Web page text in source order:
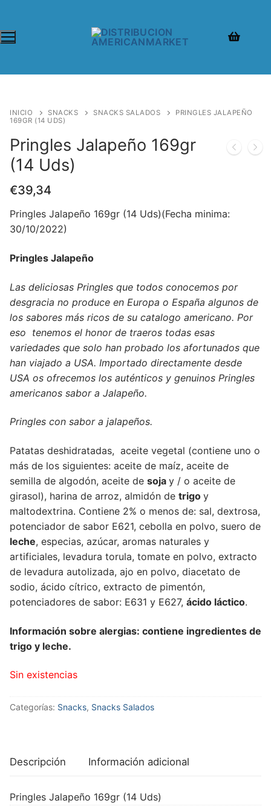
INICIO SNACKS SNACKS SALADOS
PRINGLES JALAPEÑO
169GR (14 UDS)
Pringles Jalapeño 169gr
(14 Uds)
€39,34
Pringles Jalapeño 169gr (14 Uds)(Fecha minima:
30/10/2022)
Pringles Jalapeño
Las deliciosas Pringles que todos conocemos por
desgracia no produce en Europa o España algunos de
los sabores más ricos de su catalogo americano. Por
eso tenemos el honor de traeros todas esas
variedades que solo han probado los afortunados que
han viajado a USA. Importado directamente desde
USA os ofrecemos los auténticos y genuinos Pringles
americanos sabor a Jalapeño.
Pringles con sabor a jalapeños.
Patatas deshidratadas, aceite vegetal (contiene uno o
más de los siguientes: aceite de maíz, aceite de
semilla de algodón, aceite de soja y / o aceite de
girasol), harina de arroz, almidón de trigo y
maltodextrina. Contiene 2% o menos de: sal, dextrosa,
potenciador de sabor E621, cebolla en polvo, suero de
leche, especias, azúcar, aromas naturales y
artificiales, levadura torula, tomate en polvo, extracto
de levadura autolizada, ajo en polvo, diacetato de
sodio, ácido cítrico, extracto de pimentón,
potenciadores de sabor: E631 y E627, ácido láctico.
Información sobre alergias: contiene ingredientes de
trigo y leche.
Sin existencias
Categorías: Snacks, Snacks Salados
Descripción Información adicional
Pringles Jalapeño 169gr (14 Uds)